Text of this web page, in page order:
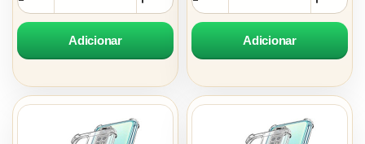
Adicionar Adicionar